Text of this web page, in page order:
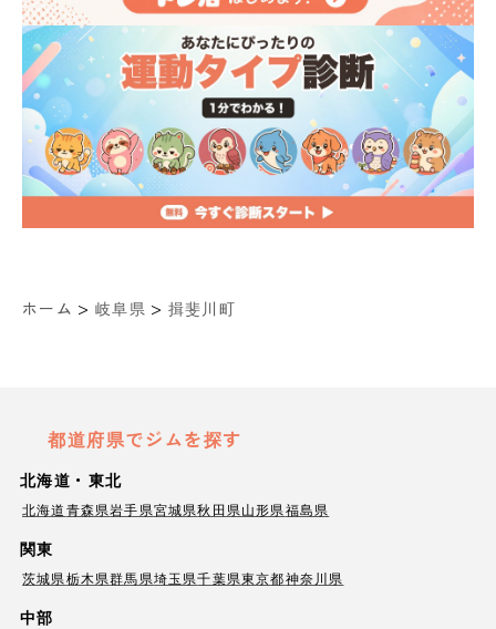
ホーム > 岐阜県 > 揖斐川町
都道府県でジムを探す
北海道・東北
北海道青森県岩手県宮城県秋田県山形県福島県
関東
茨城県栃木県群馬県埼玉県千葉県東京都神奈川県
中部